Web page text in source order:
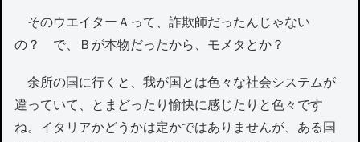
そのウエイターＡって、詐欺師だったんじゃない
の？ で、Ｂが本物だったから、モメタとか？
余所の国に行くと、我が国とは色々な社会システムが
違っていて、とまどったり愉快に感じたりと色々です
ね。イタリアかどうかは定かではありませんが、ある国